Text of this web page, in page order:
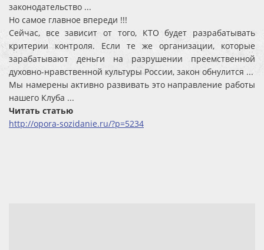
законодательство ...
Но самое главное впереди !!!
Сейчас, все зависит от того, КТО будет разрабатывать
критерии контроля. Если те же организации, которые
зарабатывают деньги на разрушении преемственной
духовно-нравственной культуры России, закон обнулится ...
Мы намерены активно развивать это направление работы
нашего Клуба ...
Читать статью
http://opora-sozidanie.ru/?p=5234